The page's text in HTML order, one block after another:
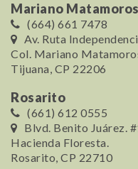
Mariano Matamoros
(664) 661 7478
Av. Ruta
Col. Mariano
Tijuana, CP 22206
Rosarito
(661) 612 0555
Blvd. Benito Juárez.
Hacienda Floresta.
Rosarito, CP 22710